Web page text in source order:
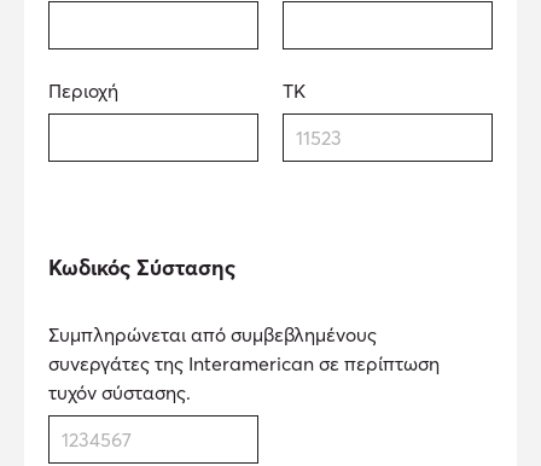
Περιοχή ΤΚ
Κωδικός Σύστασης
Συμπληρώνεται από συμβεβλημένους
συνεργάτες της Interamerican σε περίπτωση
τυχόν σύστασης.